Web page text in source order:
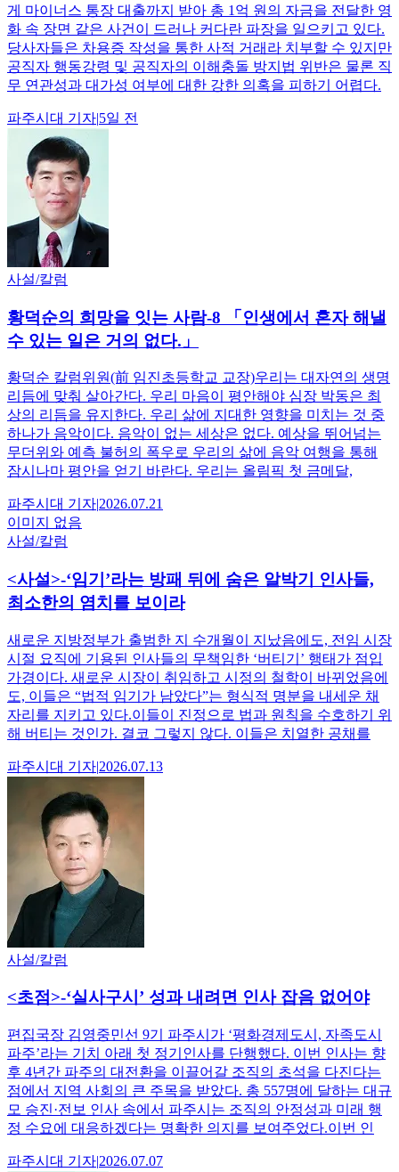
게 마이너스 통장 대출까지 받아 총 1억 원의 자금을 전달한 영
화 속 장면 같은 사건이 드러나 커다란 파장을 일으키고 있다.
당사자들은 차용증 작성을 통한 사적 거래라 치부할 수 있지만
공직자 행동강령 및 공직자의 이해충돌 방지법 위반은 물론 직
무 연관성과 대가성 여부에 대한 강한 의혹을 피하기 어렵다.
파주시대 기자|5일 전
사설/칼럼
황덕순의 희망을 잇는 사람-8 「인생에서 혼자 해낼
수 있는 일은 거의 없다.」
황덕순 칼럼위원(前 임진초등학교 교장)우리는 대자연의 생명
리듬에 맞춰 살아간다. 우리 마음이 평안해야 심장 박동은 최
상의 리듬을 유지한다. 우리 삶에 지대한 영향을 미치는 것 중
하나가 음악이다. 음악이 없는 세상은 없다. 예상을 뛰어넘는
무더위와 예측 불허의 폭우로 우리의 삶에 음악 여행을 통해
잠시나마 평안을 얻기 바란다. 우리는 올림픽 첫 금메달,
파주시대 기자|2026.07.21
이미지 없음
사설/칼럼
<사설>-‘임기’라는 방패 뒤에 숨은 알박기 인사들,
최소한의 염치를 보이라
새로운 지방정부가 출범한 지 수개월이 지났음에도, 전임 시장
시절 요직에 기용된 인사들의 무책임한 ‘버티기’ 행태가 점입
가경이다. 새로운 시장이 취임하고 시정의 철학이 바뀌었음에
도, 이들은 “법적 임기가 남았다”는 형식적 명분을 내세운 채
자리를 지키고 있다.이들이 진정으로 법과 원칙을 수호하기 위
해 버티는 것인가. 결코 그렇지 않다. 이들은 치열한 공채를
파주시대 기자|2026.07.13
사설/칼럼
<초점>-‘실사구시’ 성과 내려면 인사 잡음 없어야
편집국장 김영중민선 9기 파주시가 ‘평화경제도시, 자족도시
파주’라는 기치 아래 첫 정기인사를 단행했다. 이번 인사는 향
후 4년간 파주의 대전환을 이끌어갈 조직의 초석을 다진다는
점에서 지역 사회의 큰 주목을 받았다. 총 557명에 달하는 대규
모 승진·전보 인사 속에서 파주시는 조직의 안정성과 미래 행
정 수요에 대응하겠다는 명확한 의지를 보여주었다.이번 인
파주시대 기자|2026.07.07